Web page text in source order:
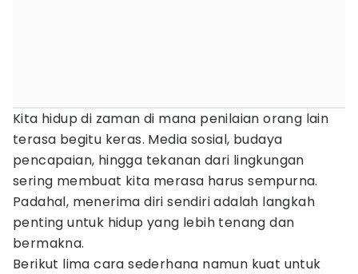
Kita hidup di zaman di mana penilaian orang lain
terasa begitu keras. Media sosial, budaya
pencapaian, hingga tekanan dari lingkungan
sering membuat kita merasa harus sempurna.
Padahal, menerima diri sendiri adalah langkah
penting untuk hidup yang lebih tenang dan
bermakna.
Berikut lima cara sederhana namun kuat untuk